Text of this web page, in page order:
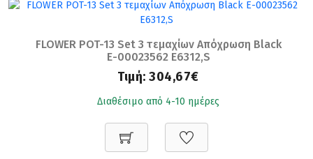
FLOWER POT-13 Set 3 τεμαχίων Απόχρωση Black
Ε-00023562 Ε6312,S
Τιμή:304,67€
Διαθέσιμο από 4-10 ημέρες